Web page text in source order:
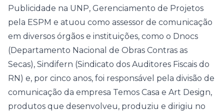
Publicidade na UNP, Gerenciamento de Projetos
pela ESPM e atuou como assessor de comunicação
em diversos órgãos e instituições, como o Dnocs
(Departamento Nacional de Obras Contras as
Secas), Sindifern (Sindicato dos Auditores Fiscais do
RN) e, por cinco anos, foi responsável pela divisão de
comunicação da empresa Temos Casa e Art Design,
produtos que desenvolveu, produziu e dirigiu no